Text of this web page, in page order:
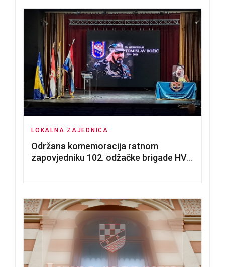
LOKALNA ZAJEDNICA
Održana komemoracija ratnom
zapovjedniku 102. odžačke brigade HVO